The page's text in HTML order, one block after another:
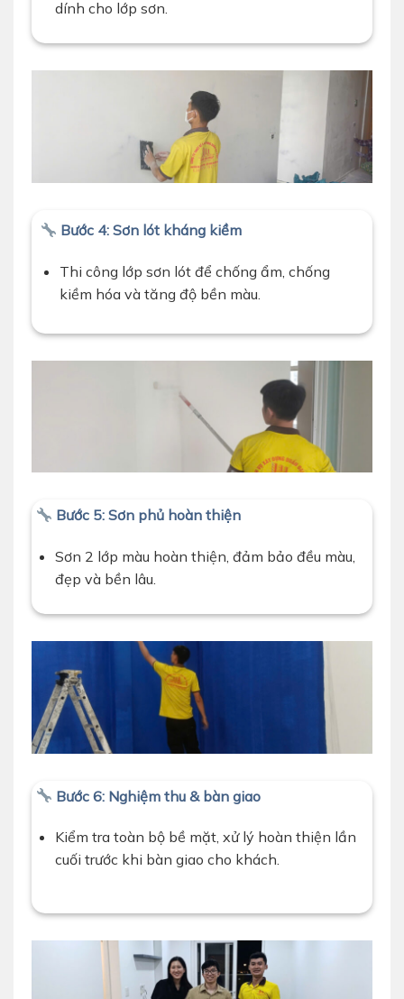
dính cho lớp sơn.
Bước 4: Sơn lót kháng kiềm
Thi công lớp sơn lót để chống ẩm, chống
kiềm hóa và tăng độ bền màu.
Bước 5: Sơn phủ hoàn thiện
Sơn 2 lớp màu hoàn thiện, đảm bảo đều màu,
đẹp và bền lâu.
Bước 6: Nghiệm thu & bàn giao
Kiểm tra toàn bộ bề mặt, xử lý hoàn thiện lần
cuối trước khi bàn giao cho khách.